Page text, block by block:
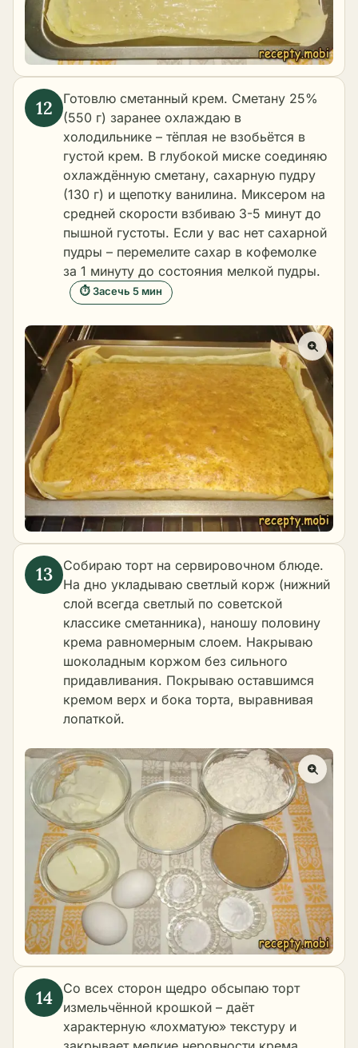
Готовлю сметанный крем. Сметану 25%
(550 г) заранее охлаждаю в
холодильнике – тёплая не взобьётся в
густой крем. В глубокой миске соединяю
охлаждённую сметану, сахарную пудру
(130 г) и щепотку ванилина. Миксером на
средней скорости взбиваю 3-5 минут до
пышной густоты. Если у вас нет сахарной
пудры – перемелите сахар в кофемолке
за 1 минуту до состояния мелкой пудры.
⏱ Засечь 5 мин
Собираю торт на сервировочном блюде.
На дно укладываю светлый корж (нижний
слой всегда светлый по советской
классике сметанника), наношу половину
крема равномерным слоем. Накрываю
шоколадным коржом без сильного
придавливания. Покрываю оставшимся
кремом верх и бока торта, выравнивая
лопаткой.
Со всех сторон щедро обсыпаю торт
измельчённой крошкой – даёт
характерную «лохматую» текстуру и